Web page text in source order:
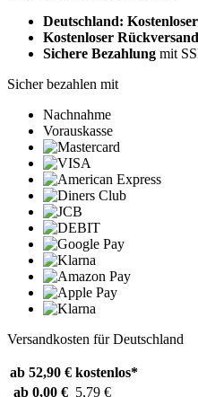
Deutschland:
Kostenloser Rückversand
Sichere Bezahlung mit
Sicher bezahlen mit
Nachnahme
Vorauskasse
Versandkosten für Deutschland
ab 52,90 € kostenlos*
ab 0,00 € 5,79 €